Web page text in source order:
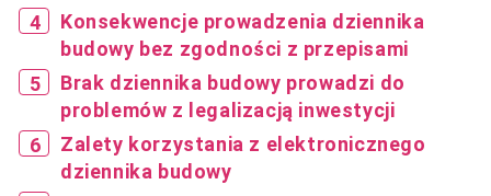
Konsekwencje prowadzenia dziennika
budowy bez zgodności z przepisami
Brak dziennika budowy prowadzi do
problemów z legalizacją inwestycji
Zalety korzystania z elektronicznego
dziennika budowy